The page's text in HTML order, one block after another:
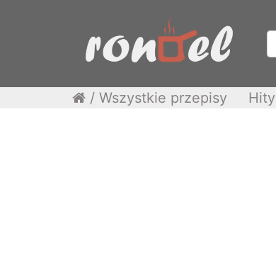
/ Wszystkie przepisy